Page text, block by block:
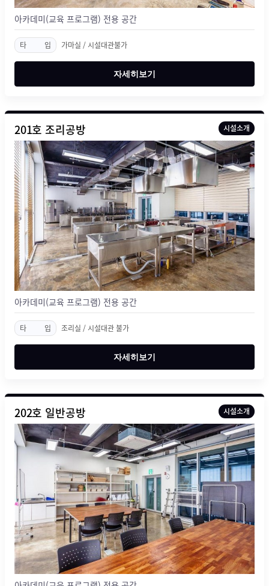
아카데미(교육 프로그램) 전용 공간
타 입 가마실 / 시설대관불가
자세히보기
201호 조리공방 시설소개
아카데미(교육 프로그램) 전용 공간
타 입 조리실 / 시설대관 불가
자세히보기
202호 일반공방 시설소개